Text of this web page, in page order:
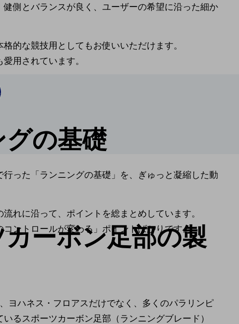
健側とバランスが良く、ユーザーの希望に沿った細か
的な競技用としてもお使いいただけます。
用されています。
の基礎
行った「ランニングの基礎」を、ぎゅっと凝縮した動
れに沿って、ポイントを総まとめしています。
コントロールが変わる」ポイントばかりです。
ーボン足部の製
ヨハネス・フロアスだけでなく、多くのパラリンピ
るスポーツカーボン足部（ランニングブレード）